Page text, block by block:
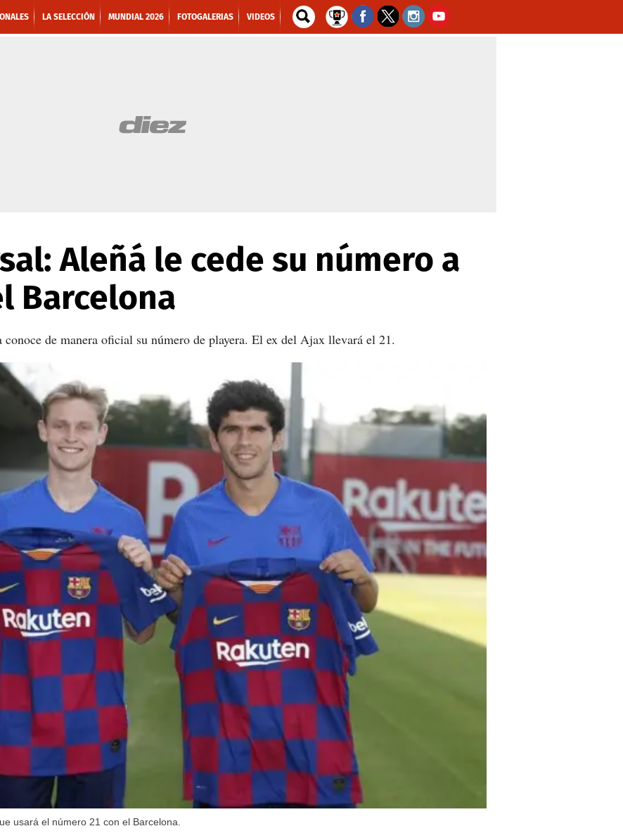
LA SELECCIÓN MUNDIAL 2026 FOTOGALERIAS VIDEOS
Aleñá le cede su número a
Barcelona
de manera oficial su número de playera. El ex del Ajax llevará el 21.
usará el número 21 con el Barcelona.